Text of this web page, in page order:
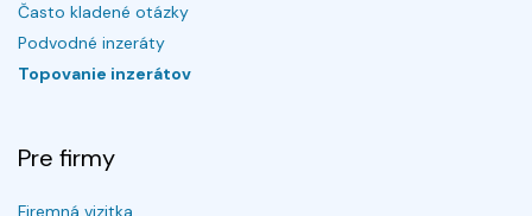
Často kladené otázky
Podvodné inzeráty
Topovanie inzerátov
Pre firmy
Firemná vizitka